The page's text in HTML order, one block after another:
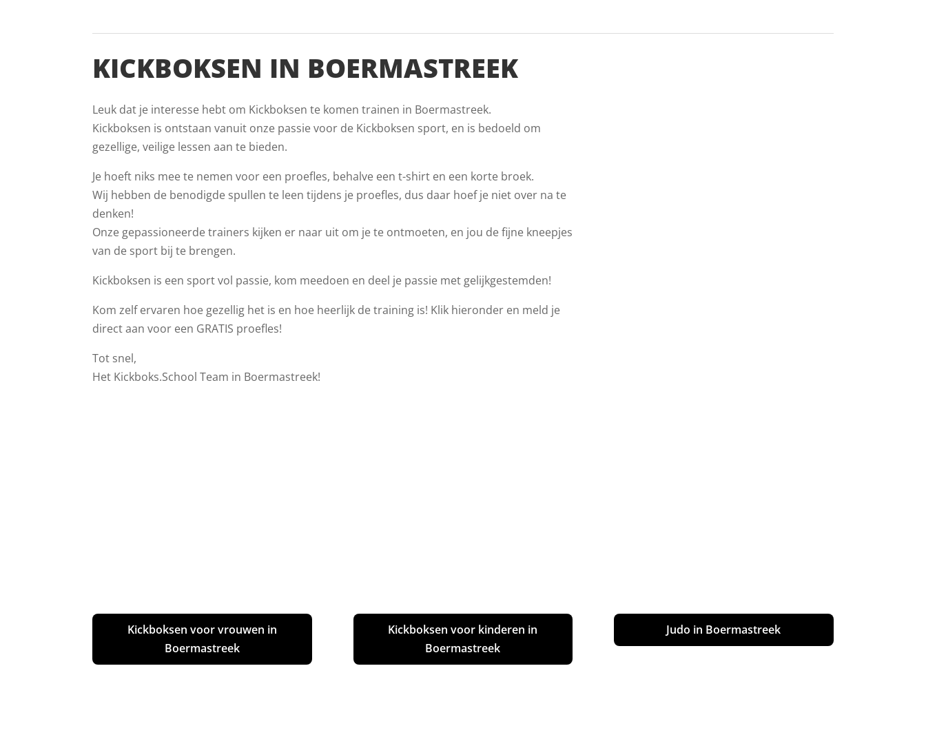
KICKBOKSEN IN BOERMASTREEK
Leuk dat je interesse hebt om Kickboksen te komen trainen in Boermastreek.
Kickboksen is ontstaan vanuit onze passie voor de Kickboksen sport, en is bedoeld om
gezellige, veilige lessen aan te bieden.
Je hoeft niks mee te nemen voor een proefles, behalve een t-shirt en een korte broek.
Wij hebben de benodigde spullen te leen tijdens je proefles, dus daar hoef je niet over na te
denken!
Onze gepassioneerde trainers kijken er naar uit om je te ontmoeten, en jou de fijne kneepjes
van de sport bij te brengen.
Kickboksen is een sport vol passie, kom meedoen en deel je passie met gelijkgestemden!
Kom zelf ervaren hoe gezellig het is en hoe heerlijk de training is! Klik hieronder en meld je
direct aan voor een GRATIS proefles!
Tot snel,
Het Kickboks.School Team in Boermastreek!
Kickboksen voor vrouwen in
Boermastreek
Kickboksen voor kinderen in
Boermastreek
Judo in Boermastreek